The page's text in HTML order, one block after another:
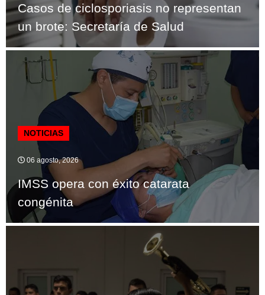
Casos de ciclosporiasis no representan
un brote: Secretaría de Salud
NOTICIAS
06 agosto, 2026
IMSS opera con éxito catarata
congénita